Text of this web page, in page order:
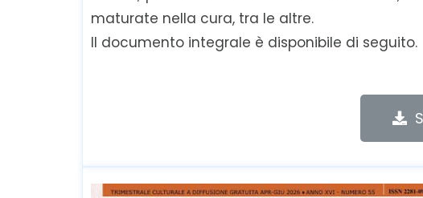
maturate nella cura, tra le altre.
Il documento integrale è disponibile di seguito.